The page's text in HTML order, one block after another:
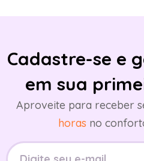
Cadastre-se e
em sua
Aproveite para receber
horas no